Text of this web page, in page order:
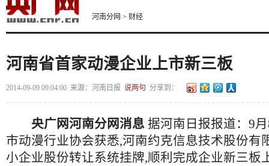
河南分网 > 财经
河南省首家动漫企业上市新三板
2014-09-09 09:04:00 来源： 河南日报 说两句 分享到：
央广网河南分网消息 据河南日报报道：9
市动漫行业协会获悉,河南约克信息技术股份有
小企业股份转让系统挂牌,顺利完成企业新三板